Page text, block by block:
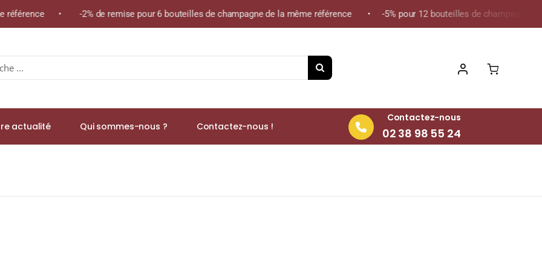
• -2% de remise pour 6 bouteilles de champagne de la même référence • -5% pour 12 bouteilles de champagne de la
actualité Qui sommes-nous ? Contactez-nous !
Contactez-nous
02 38 98 55 24